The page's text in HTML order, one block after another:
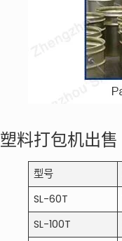
塑料打包机出售
型号
SL-60T
SL-100T